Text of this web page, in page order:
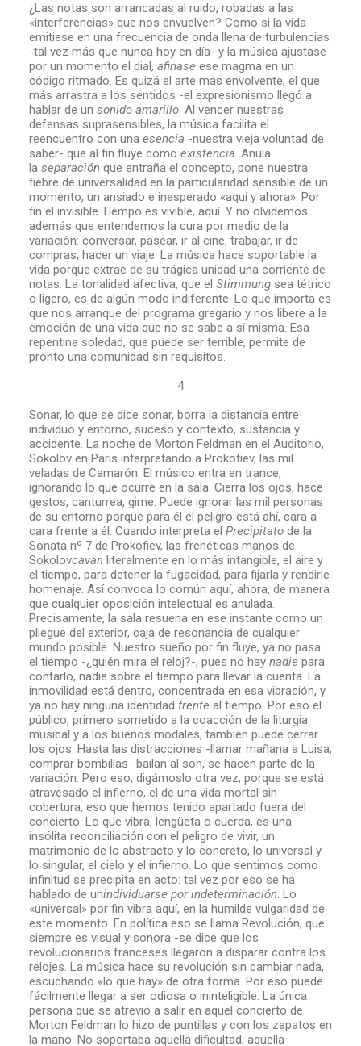
¿Las notas son arrancadas al ruido, robadas a las
«interferencias» que nos envuelven? Como si la vida
emitiese en una frecuencia de onda llena de turbulencias
-tal vez más que nunca hoy en día- y la música ajustase
por un momento el dial, afinase ese magma en un
código ritmado. Es quizá el arte más envolvente, el que
más arrastra a los sentidos -el expresionismo llegó a
hablar de un sonido amarillo. Al vencer nuestras
defensas suprasensibles, la música facilita el
reencuentro con una esencia -nuestra vieja voluntad de
saber- que al fin fluye como existencia. Anula
la separación que entraña el concepto, pone nuestra
fiebre de universalidad en la particularidad sensible de un
momento, un ansiado e inesperado «aquí y ahora». Por
fin el invisible Tiempo es vivible, aquí. Y no olvidemos
además que entendemos la cura por medio de la
variación: conversar, pasear, ir al cine, trabajar, ir de
compras, hacer un viaje. La música hace soportable la
vida porque extrae de su trágica unidad una corriente de
notas. La tonalidad afectiva, que el Stimmung sea tétrico
o ligero, es de algún modo indiferente. Lo que importa es
que nos arranque del programa gregario y nos libere a la
emoción de una vida que no se sabe a sí misma. Esa
repentina soledad, que puede ser terrible, permite de
pronto una comunidad sin requisitos.
4
Sonar, lo que se dice sonar, borra la distancia entre
individuo y entorno, suceso y contexto, sustancia y
accidente. La noche de Morton Feldman en el Auditorio,
Sokolov en París interpretando a Prokofiev, las mil
veladas de Camarón. El músico entra en trance,
ignorando lo que ocurre en la sala. Cierra los ojos, hace
gestos, canturrea, gime. Puede ignorar las mil personas
de su entorno porque para él el peligro está ahí, cara a
cara frente a él. Cuando interpreta el Precipitato de la
Sonata nº 7 de Prokofiev, las frenéticas manos de
Sokolovcavan literalmente en lo más intangible, el aire y
el tiempo, para detener la fugacidad, para fijarla y rendirle
homenaje. Así convoca lo común aquí, ahora, de manera
que cualquier oposición intelectual es anulada.
Precisamente, la sala resuena en ese instante como un
pliegue del exterior, caja de resonancia de cualquier
mundo posible. Nuestro sueño por fin fluye, ya no pasa
el tiempo -¿quién mira el reloj?-, pues no hay nadie para
contarlo, nadie sobre el tiempo para llevar la cuenta. La
inmovilidad está dentro, concentrada en esa vibración, y
ya no hay ninguna identidad frente al tiempo. Por eso el
público, primero sometido a la coacción de la liturgia
musical y a los buenos modales, también puede cerrar
los ojos. Hasta las distracciones -llamar mañana a Luisa,
comprar bombillas- bailan al son, se hacen parte de la
variación. Pero eso, digámoslo otra vez, porque se está
atravesado el infierno, el de una vida mortal sin
cobertura, eso que hemos tenido apartado fuera del
concierto. Lo que vibra, lengüeta o cuerda, es una
insólita reconciliación con el peligro de vivir, un
matrimonio de lo abstracto y lo concreto, lo universal y
lo singular, el cielo y el infierno. Lo que sentimos como
infinitud se precipita en acto: tal vez por eso se ha
hablado de unindividuarse por indeterminación. Lo
«universal» por fin vibra aquí, en la humilde vulgaridad de
este momento. En política eso se llama Revolución, que
siempre es visual y sonora -se dice que los
revolucionarios franceses llegaron a disparar contra los
relojes. La música hace su revolución sin cambiar nada,
escuchando «lo que hay» de otra forma. Por eso puede
fácilmente llegar a ser odiosa o ininteligible. La única
persona que se atrevió a salir en aquel concierto de
Morton Feldman lo hizo de puntillas y con los zapatos en
la mano. No soportaba aquella dificultad, aquella